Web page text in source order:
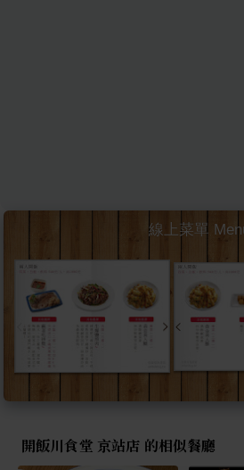
線上菜單
開飯川食堂 京站店 的相似餐廳